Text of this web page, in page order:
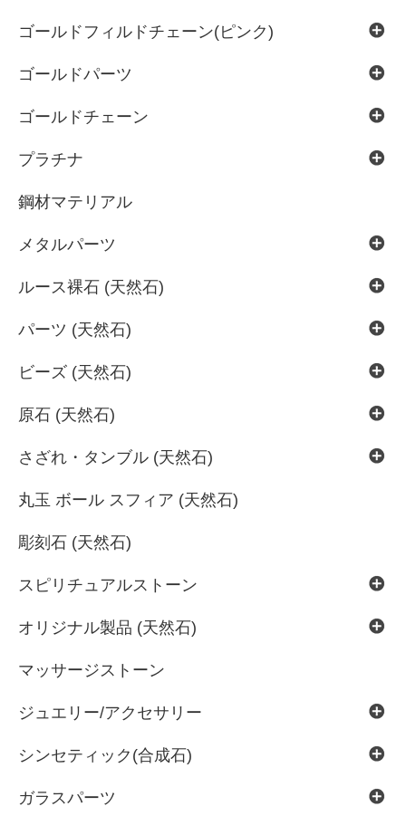
ゴールドフィルドチェーン(ピンク)
ゴールドパーツ
ゴールドチェーン
プラチナ
鋼材マテリアル
メタルパーツ
ルース裸石 (天然石)
パーツ (天然石)
ビーズ (天然石)
原石 (天然石)
さざれ・タンブル (天然石)
丸玉 ボール スフィア (天然石)
彫刻石 (天然石)
スピリチュアルストーン
オリジナル製品 (天然石)
マッサージストーン
ジュエリー/アクセサリー
シンセティック(合成石)
ガラスパーツ